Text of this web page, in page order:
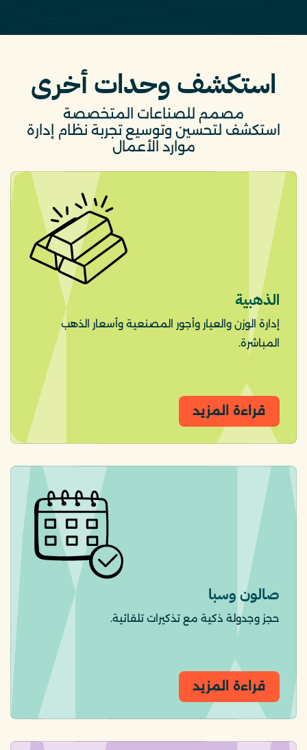
استكشف وحدات أخرى
مصمم للصناعات المتخصصة
استكشف لتحسين وتوسيع تجربة نظام إدارة
موارد الأعمال
الذهبية
إدارة الوزن والعيار وأجور المصنعية وأسعار الذهب
المباشرة.
قراءة المزيد
صالون وسبا
حجز وجدولة ذكية مع تذكيرات تلقائية.
قراءة المزيد